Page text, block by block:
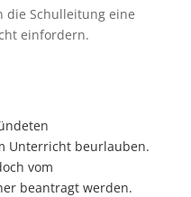
die Schulleitung eine
einfordern.
Unterricht beurlauben.
vom
beantragt werden.